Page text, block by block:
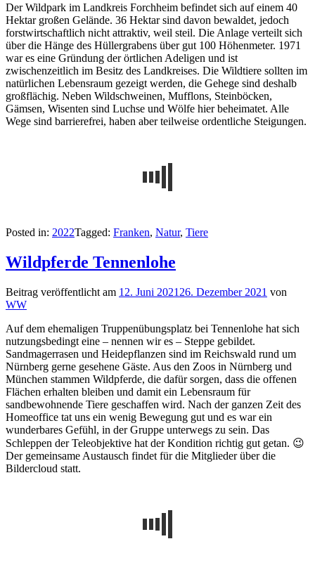
Der Wildpark im Landkreis Forchheim befindet sich auf einem 40
Hektar großen Gelände. 36 Hektar sind davon bewaldet, jedoch
forstwirtschaftlich nicht attraktiv, weil steil. Die Anlage verteilt sich
über die Hänge des Hüllergrabens über gut 100 Höhenmeter. 1971
war es eine Gründung der örtlichen Adeligen und ist
zwischenzeitlich im Besitz des Landkreises. Die Wildtiere sollten im
natürlichen Lebensraum gezeigt werden, die Gehege sind deshalb
großflächig. Neben Wildschweinen, Mufflons, Steinböcken,
Gämsen, Wisenten sind Luchse und Wölfe hier beheimatet. Alle
Wege sind barrierefrei, haben aber teilweise ordentliche Steigungen.
Posted in: 2022Tagged: Franken, Natur, Tiere
Wildpferde Tennenlohe
Beitrag veröffentlicht am 12. Juni 2021 26. Dezember 2021 von
WW
Auf dem ehemaligen Truppenübungsplatz bei Tennenlohe hat sich
nutzungsbedingt eine – nennen wir es – Steppe gebildet.
Sandmagerrasen und Heidepflanzen sind im Reichswald rund um
Nürnberg gerne gesehene Gäste. Aus den Zoos in Nürnberg und
München stammen Wildpferde, die dafür sorgen, dass die offenen
Flächen erhalten bleiben und damit ein Lebensraum für
sandbewohnende Tiere geschaffen wird. Nach der ganzen Zeit des
Homeoffice tat uns ein wenig Bewegung gut und es war ein
wunderbares Gefühl, in der Gruppe unterwegs zu sein. Das
Schleppen der Teleobjektive hat der Kondition richtig gut getan. 😉
Der gemeinsame Austausch findet für die Mitglieder über die
Bildercloud statt.